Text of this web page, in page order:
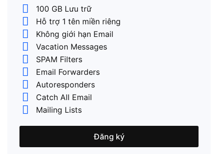
100 GB Lưu trữ
Hỗ trợ 1 tên miền riêng
Không giới hạn Email
Vacation Messages
SPAM Filters
Email Forwarders
Autoresponders
Catch All Email
Mailing Lists
Đăng ký